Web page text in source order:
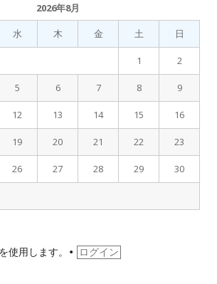
2026年8月
水 木 金 土 日
1 2
5 6 7 8 9
12 13 14 15 16
19 20 21 22 23
26 27 28 29 30
を使用します。 • ログイン